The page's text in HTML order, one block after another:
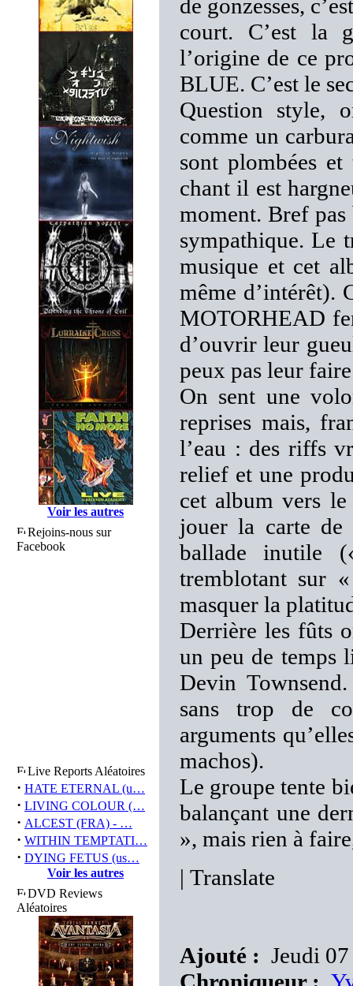
Voir les autres
Rejoins-nous sur
Facebook
Live Reports Aléatoires
· HATE ETERNAL (u…
· LIVING COLOUR (…
· ALCEST (FRA) - …
· WITHIN TEMPTATI…
· DYING FETUS (us…
Voir les autres
DVD Reviews
Aléatoires
de gonzesses,
court. C’est la
l’origine de ce
BLUE. C’est le
Question style,
comme un
sont plombées
chant il est
moment. Bref
sympathique. Le
musique et cet
même d’intérêt).
MOTORHEAD
d’ouvrir leur
peux pas leur
On sent une
reprises mais,
l’eau : des riffs
relief et une
cet album vers le
jouer la carte
ballade inutile
tremblotant sur
masquer la
Derrière les fûts
un peu de temps
Devin
sans trop de
arguments
machos).
Le groupe tente
balançant une
», mais rien à
| Translate
Ajouté : Jeudi